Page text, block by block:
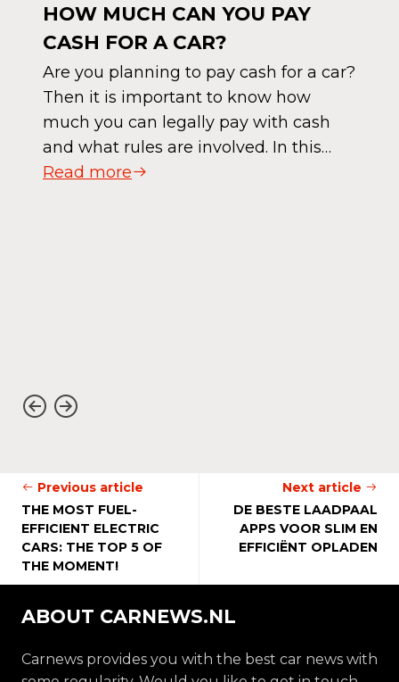
HOW MUCH CAN YOU PAY
CASH FOR A CAR?
Are you planning to pay cash for a car?
Then it is important to know how
much you can legally pay with cash
and what rules are involved. In this…
Read more
Previous article
THE MOST FUEL-
EFFICIENT ELECTRIC
CARS: THE TOP 5 OF
THE MOMENT!
Next article
DE BESTE LAADPAAL
APPS VOOR SLIM EN
EFFICIËNT OPLADEN
ABOUT CARNEWS.NL
Carnews provides you with the best car news with